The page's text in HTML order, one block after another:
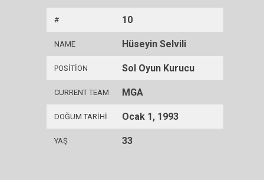
# 10
NAME Hüseyin Selvili
POSITION Sol Oyun Kurucu
CURRENT TEAM MGA
DOĞUM TARIHI Ocak 1, 1993
YAŞ 33